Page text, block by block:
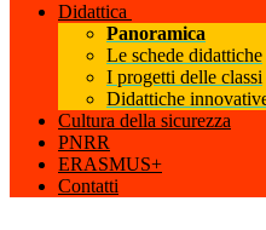
Didattica
Panoramica
Le schede didattiche
I progetti delle classi
Didattiche
Cultura della sicurezza
PNRR
ERASMUS+
Contatti